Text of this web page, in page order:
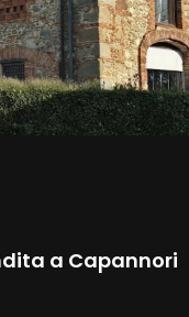
a Capannori